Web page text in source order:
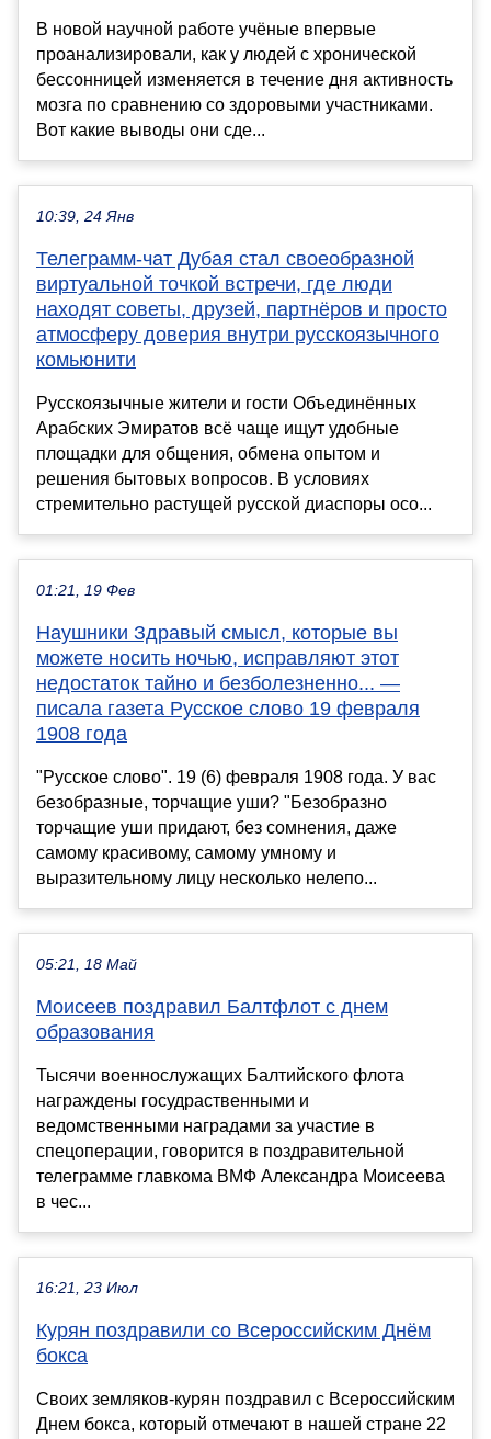
В новой научной работе учёные впервые
проанализировали, как у людей с хронической
бессонницей изменяется в течение дня активность
мозга по сравнению со здоровыми участниками.
Вот какие выводы они сде...
10:39, 24 Янв
Телеграмм-чат Дубая стал своеобразной
виртуальной точкой встречи, где люди
находят советы, друзей, партнёров и просто
атмосферу доверия внутри русскоязычного
комьюнити
Русскоязычные жители и гости Объединённых
Арабских Эмиратов всё чаще ищут удобные
площадки для общения, обмена опытом и
решения бытовых вопросов. В условиях
стремительно растущей русской диаспоры осо...
01:21, 19 Фев
Наушники Здравый смысл, которые вы
можете носить ночью, исправляют этот
недостаток тайно и безболезненно... —
писала газета Русское слово 19 февраля
1908 года
"Русское слово". 19 (6) февраля 1908 года. У вас
безобразные, торчащие уши? "Безобразно
торчащие уши придают, без сомнения, даже
самому красивому, самому умному и
выразительному лицу несколько нелепо...
05:21, 18 Май
Моисеев поздравил Балтфлот с днем
образования
Тысячи военнослужащих Балтийского флота
награждены госудраственными и
ведомственными наградами за участие в
спецоперации, говорится в поздравительной
телеграмме главкома ВМФ Александра Моисеева
в чес...
16:21, 23 Июл
Курян поздравили со Всероссийским Днём
бокса
Своих земляков-курян поздравил с Всероссийским
Днем бокса, который отмечают в нашей стране 22